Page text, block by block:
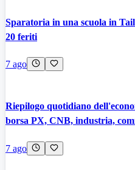
Sparatoria in una scuola in
20 feriti
7 ago
Riepilogo quotidiano
borsa PX, CNB, industria,
7 ago